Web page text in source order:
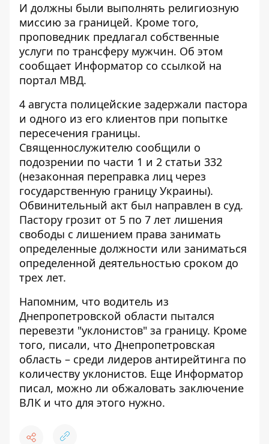
И должны были выполнять религиозную
миссию за границей. Кроме того,
проповедник предлагал собственные
услуги по трансферу мужчин. Об этом
сообщает Информатор со ссылкой на
портал МВД.
4 августа полицейские задержали пастора
и одного из его клиентов при попытке
пересечения границы.
Священнослужителю сообщили о
подозрении по части 1 и 2 статьи 332
(незаконная переправка лиц через
государственную границу Украины).
Обвинительный акт был направлен в суд.
Пастору грозит от 5 по 7 лет лишения
свободы с лишением права занимать
определенные должности или заниматься
определенной деятельностью сроком до
трех лет.
Напомним, что водитель из
Днепропетровской области пытался
перевезти "уклонистов" за границу. Кроме
того, писали, что Днепропетровская
область – среди лидеров антирейтинга по
количеству уклонистов. Еще Информатор
писал, можно ли обжаловать заключение
ВЛК и что для этого нужно.